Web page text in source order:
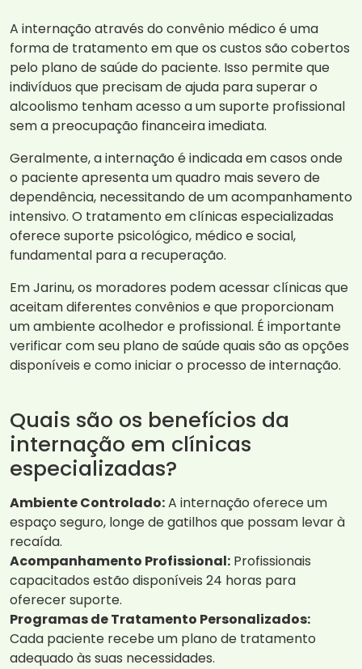
A internação através do convênio médico é uma
forma de tratamento em que os custos são cobertos
pelo plano de saúde do paciente. Isso permite que
indivíduos que precisam de ajuda para superar o
alcoolismo tenham acesso a um suporte profissional
sem a preocupação financeira imediata.
Geralmente, a internação é indicada em casos onde
o paciente apresenta um quadro mais severo de
dependência, necessitando de um acompanhamento
intensivo. O tratamento em clínicas especializadas
oferece suporte psicológico, médico e social,
fundamental para a recuperação.
Em Jarinu, os moradores podem acessar clínicas que
aceitam diferentes convênios e que proporcionam
um ambiente acolhedor e profissional. É importante
verificar com seu plano de saúde quais são as opções
disponíveis e como iniciar o processo de internação.
Quais são os benefícios da
internação em clínicas
especializadas?
Ambiente Controlado:A internação oferece um
espaço seguro, longe de gatilhos que possam levar à
recaída.
Acompanhamento Profissional: Profissionais
capacitados estão disponíveis 24 horas para
oferecer suporte.
Programas de Tratamento Personalizados:
Cada paciente recebe um plano de tratamento
adequado às suas necessidades.